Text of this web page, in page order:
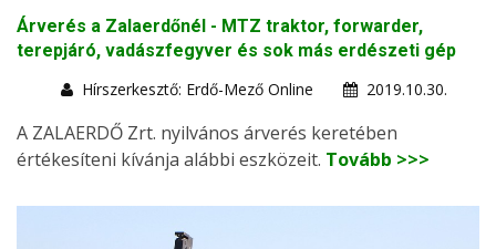
Árverés a Zalaerdőnél - MTZ traktor, forwarder,
terepjáró, vadászfegyver és sok más erdészeti gép
Hírszerkesztő: Erdő-Mező Online
2019.10.30.
A ZALAERDŐ Zrt. nyilvános árverés keretében
értékesíteni kívánja alábbi eszközeit. Tovább >>>